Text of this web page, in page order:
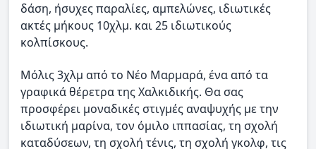
δάση, ήσυχες παραλίες, αμπελώνες, ιδιωτικές
ακτές μήκους 10χλμ. και 25 ιδιωτικούς
κολπίσκους.
Μόλις 3χλμ από το Νέo Mαρμαρά, ένα από τα
γραφικά θέρετρα της Χαλκιδικής. Θα σας
προσφέρει μοναδικές στιγμές αναψυχής με την
ιδιωτική μαρίνα, τον όμιλο ιππασίας, τη σχολή
καταδύσεων, τη σχολή τένις, τη σχολή γκολφ, τις